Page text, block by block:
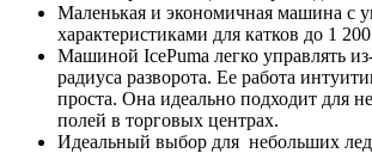
Маленькая и экономичная машина с
характеристиками для катков до 1
Машиной IcePuma легко управлять
радиуса разворота. Ее работа
проста. Она идеально подходит для
полей в торговых центрах.
Идеальный выбор для небольших